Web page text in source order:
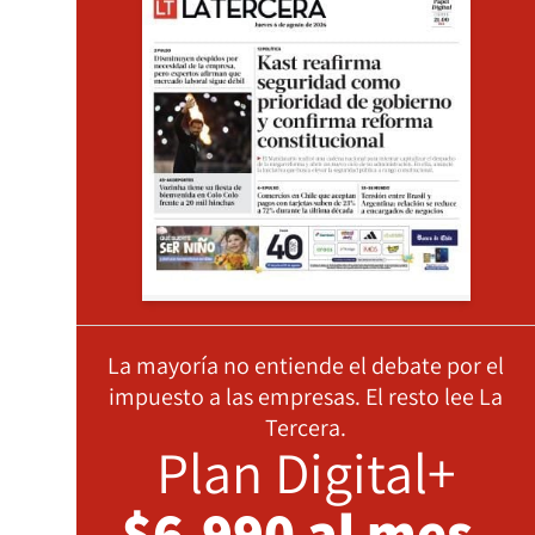
La mayoría no entiende el debate por el
impuesto a las empresas. El resto lee La
Tercera.
Plan Digital+